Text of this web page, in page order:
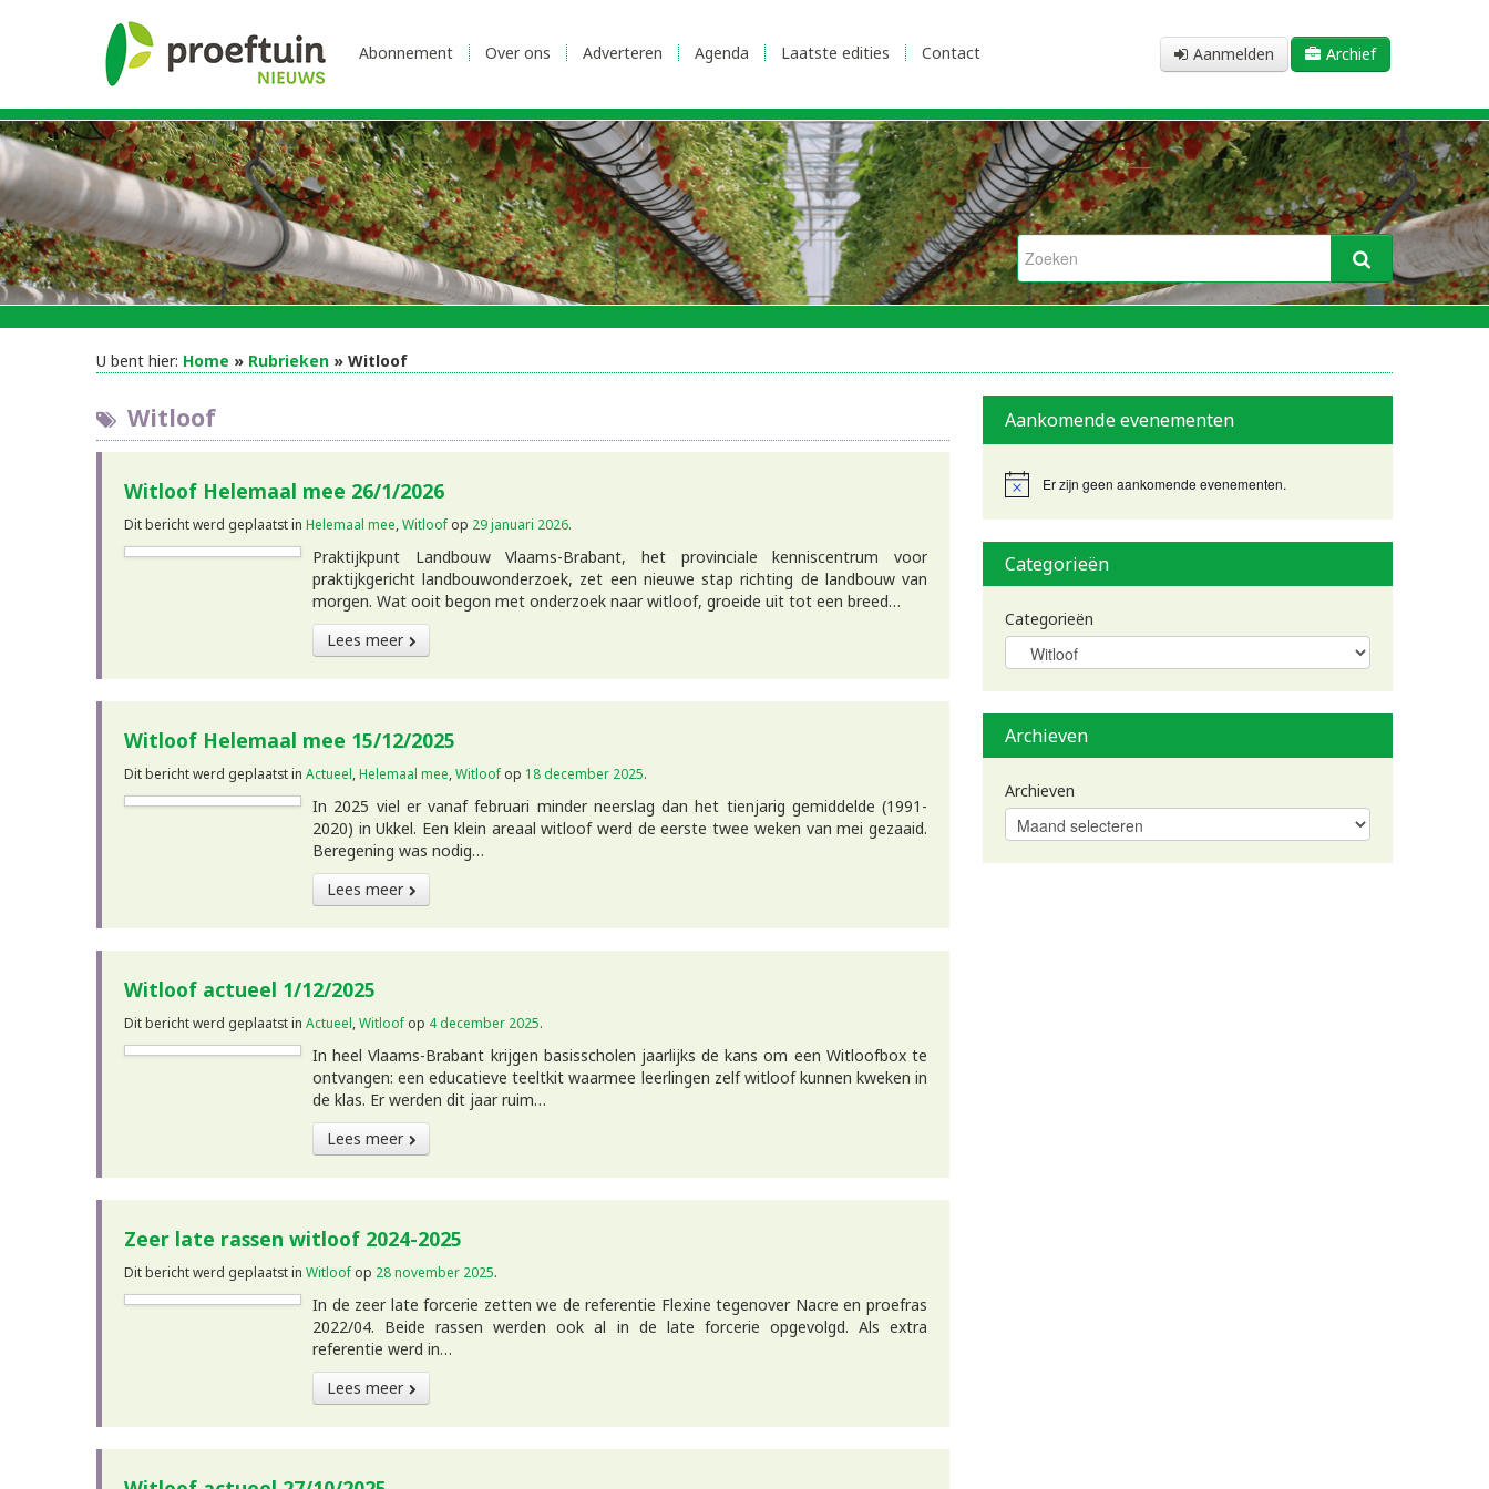
Aanmelden Archief
Abonnement Over ons Adverteren Agenda Laatste edities Contact
U bent hier: Home » Rubrieken » Witloof
Witloof
Witloof Helemaal mee 26/1/2026
Dit bericht werd geplaatst in Helemaal mee Witloof op 29 januari 2026.
Praktijkpunt Landbouw Vlaams-Brabant, het provinciale kenniscentrum voor
praktijkgericht landbouwonderzoek, zet een nieuwe stap richting de landbouw van
morgen. Wat ooit begon met onderzoek naar witloof, groeide uit tot een breed…
Lees meer
Witloof Helemaal mee 15/12/2025
Dit bericht werd geplaatst in Actueel Helemaal mee Witloof op 18 december 2025.
In 2025 viel er vanaf februari minder neerslag dan het tienjarig gemiddelde (1991-
2020) in Ukkel. Een klein areaal witloof werd de eerste twee weken van mei gezaaid.
Beregening was nodig…
Lees meer
Witloof actueel 1/12/2025
Dit bericht werd geplaatst in Actueel Witloof op 4 december 2025.
In heel Vlaams-Brabant krijgen basisscholen jaarlijks de kans om een Witloofbox te
ontvangen: een educatieve teeltkit waarmee leerlingen zelf witloof kunnen kweken in
de klas. Er werden dit jaar ruim…
Lees meer
Zeer late rassen witloof 2024-2025
Dit bericht werd geplaatst in Witloof op 28 november 2025.
In de zeer late forcerie zetten we de referentie Flexine tegenover Nacre en proefras
2022/04. Beide rassen werden ook al in de late forcerie opgevolgd. Als extra
referentie werd in…
Lees meer
Aankomende evenementen
BerichtEr zijn geen aankomende evenementen.
Categorieën
Categorieën
Archieven
Archieven